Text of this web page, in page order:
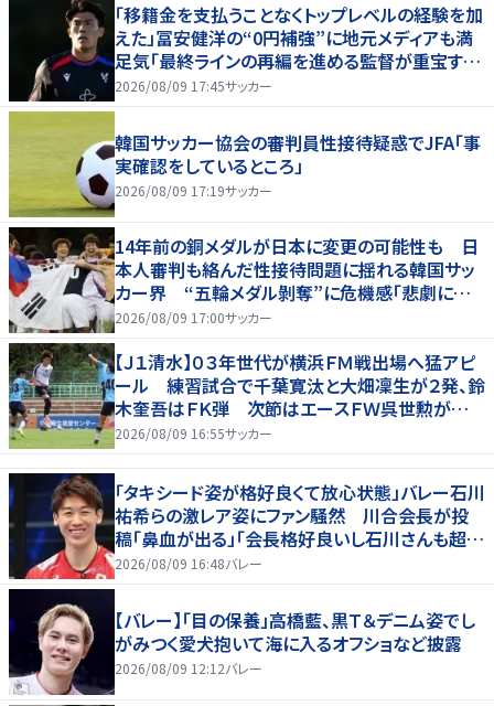
「移籍金を支払うことなくトップレベルの経験を加
えた」冨安健洋の“0円補強”に地元メディアも満
足気「最終ラインの再編を進める監督が重宝する
柔軟性を備えている」
2026/08/09 17:45サッカー
韓国サッカー協会の審判員性接待疑惑でJFA「事
実確認をしているところ」
2026/08/09 17:19サッカー
14年前の銅メダルが日本に変更の可能性も 日
本人審判も絡んだ性接待問題に揺れる韓国サッ
カー界 “五輪メダル剝奪”に危機感「悲劇に見
舞われる」
2026/08/09 17:00サッカー
【Ｊ１清水】０３年世代が横浜ＦＭ戦出場へ猛アピ
ール 練習試合で千葉寛汰と大畑凜生が２発、鈴
木奎吾はＦＫ弾 次節はエースＦＷ呉世勲が出
場停止
2026/08/09 16:55サッカー
「タキシード姿が格好良くて放心状態」バレー石川
祐希らの激レア姿にファン騒然 川合会長が投
稿「鼻血が出る」「会長格好良いし石川さんも超格
好いい」
2026/08/09 16:48バレー
【バレー】「目の保養」高橋藍、黒Ｔ＆デニム姿でし
がみつく愛犬抱いて海に入るオフショなど披露
2026/08/09 12:12バレー